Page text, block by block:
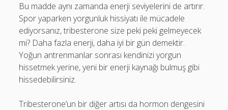
Bu madde aynı zamanda enerji seviyelerini de artırır.
Spor yaparken yorgunluk hissiyatı ile mücadele
ediyorsanız, tribesterone size peki peki gelmeyecek
mi? Daha fazla enerji, daha iyi bir gün demektir.
Yoğun antrenmanlar sonrası kendinizi yorgun
hissetmek yerine, yeni bir enerji kaynağı bulmuş gibi
hissedebilirsiniz.
Tribesterone’un bir diğer artısı da hormon dengesini